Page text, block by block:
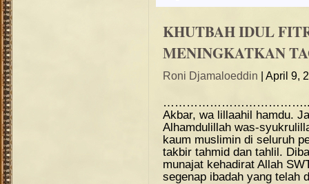
KHUTBAH IDUL
MENINGKATKAN
Roni Djamaloeddin | April 9,
………………………………..
Akbar, wa lillaahil hamdu.
Alhamdulillah was-
kaum muslimin di seluruh
takbir tahmid dan tahlil.
munajat kehadirat Allah
segenap ibadah yang